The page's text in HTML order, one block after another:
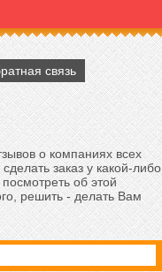
связь
о компаниях всех
заказ у какой-либо
об этой
решить - делать Вам